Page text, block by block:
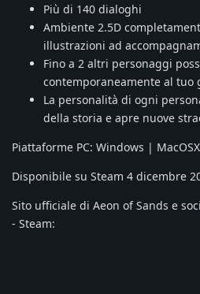
Più di 140 dialoghi
Ambiente 2.5D
illustrazioni ad
Fino a 2 altri personaggi
contemporaneamente al tuo
La personalità di ogni
della storia e apre nuove
Piattaforme PC: Windows | MacOSX
Disponibile su Steam 4 dicembre
Sito ufficiale di Aeon of Sands e
- Steam: